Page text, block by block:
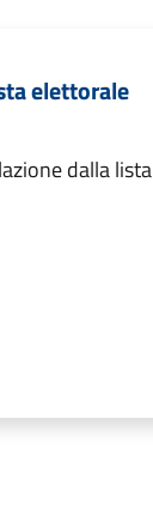
elettorale
dalla lista